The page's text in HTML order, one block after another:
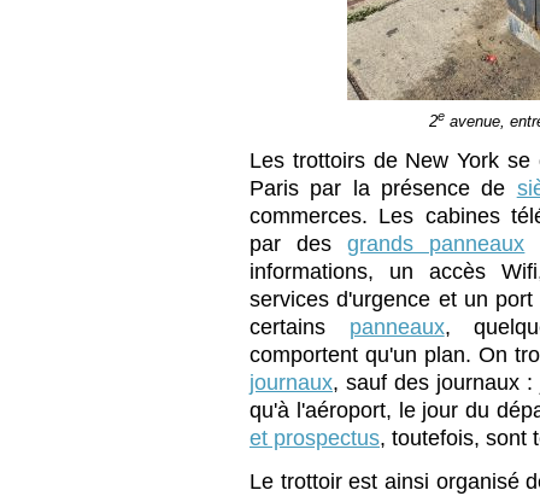
2e avenue,
Les trottoirs de New York
Paris par la présence de
commerces. Les cabines
par desgrands panneaux
informations, un accès
services d'urgence et un
certains panneaux,
comportent qu'un plan. On
journaux, sauf des journaux
qu'à l'aéroport, le jour du
et prospectus, toutefois, sont
Le trottoir est ainsi organisé